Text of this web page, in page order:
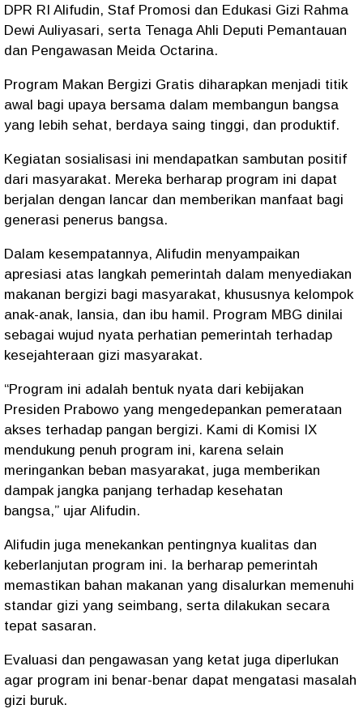
DPR RI Alifudin, Staf Promosi dan Edukasi Gizi Rahma
Dewi Auliyasari, serta Tenaga Ahli Deputi Pemantauan
dan Pengawasan Meida Octarina.
Program Makan Bergizi Gratis diharapkan menjadi titik
awal bagi upaya bersama dalam membangun bangsa
yang lebih sehat, berdaya saing tinggi, dan produktif.
Kegiatan sosialisasi ini mendapatkan sambutan positif
dari masyarakat. Mereka berharap program ini dapat
berjalan dengan lancar dan memberikan manfaat bagi
generasi penerus bangsa.
Dalam kesempatannya, Alifudin menyampaikan
apresiasi atas langkah pemerintah dalam menyediakan
makanan bergizi bagi masyarakat, khususnya kelompok
anak-anak, lansia, dan ibu hamil. Program MBG dinilai
sebagai wujud nyata perhatian pemerintah terhadap
kesejahteraan gizi masyarakat.
“Program ini adalah bentuk nyata dari kebijakan
Presiden Prabowo yang mengedepankan pemerataan
akses terhadap pangan bergizi. Kami di Komisi IX
mendukung penuh program ini, karena selain
meringankan beban masyarakat, juga memberikan
dampak jangka panjang terhadap kesehatan
bangsa,” ujar Alifudin.
Alifudin juga menekankan pentingnya kualitas dan
keberlanjutan program ini. Ia berharap pemerintah
memastikan bahan makanan yang disalurkan memenuhi
standar gizi yang seimbang, serta dilakukan secara
tepat sasaran.
Evaluasi dan pengawasan yang ketat juga diperlukan
agar program ini benar-benar dapat mengatasi masalah
gizi buruk.